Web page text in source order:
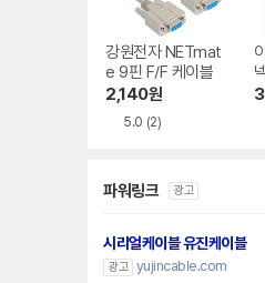
강원전자 NETmat
e 9핀 F/F 케이블
2,140원
5.0 (2)
파워링크 광고
시리얼케이블 유진케이블
광고 yujincable.com